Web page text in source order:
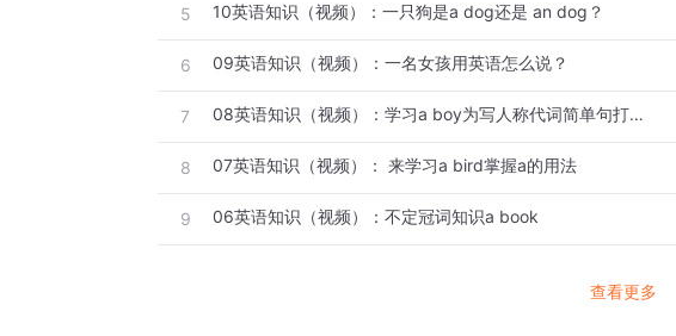
5 10英语知识（视频）：一只狗是a dog还是 an dog？
6 09英语知识（视频）：一名女孩用英语怎么说？
7 08英语知识（视频）：学习a boy为写人称代词简单句打基础
8 07英语知识（视频）： 来学习a bird掌握a的用法
9 06英语知识（视频）：不定冠词知识a book
查看更多